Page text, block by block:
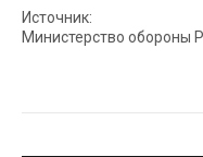
Источник:
Министерство обороны